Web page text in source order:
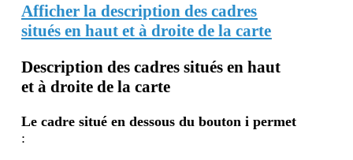
Afficher la description des cadres
situés en haut et à droite de la carte
Description des cadres situés en haut
et à droite de la carte
Le cadre situé en dessous du bouton ipermet
: